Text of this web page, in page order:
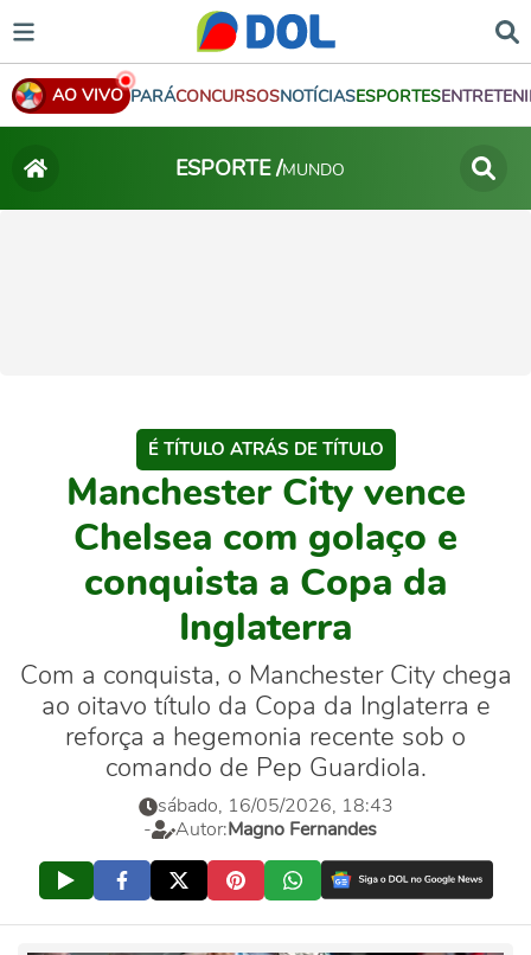
AO VIVO PARÁCONCURSOSNOTÍCIASESPORTES
ESPORTE /MUNDO
É TÍTULO ATRÁS DE TÍTULO
Manchester City vence
Chelsea com golaço e
conquista a Copa da
Inglaterra
Com a conquista, o Manchester City chega
ao oitavo título da Copa da Inglaterra e
reforça a hegemonia recente sob o
comando de Pep Guardiola.
sábado, 16/05/2026, 18:43
-
Autor:Magno Fernandes